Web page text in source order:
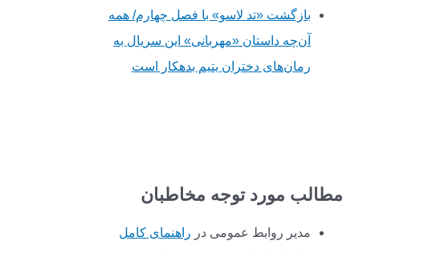
بازگشت «تد لاسو» با فصل چهارم/ همه
آن‌چه داستان «مهربانی» این سریال به
رمان‌های دختران یتیم بدهکار است
مطالب مورد توجه مخاطبان
مدیر روابط عمومی در راهنمای کامل